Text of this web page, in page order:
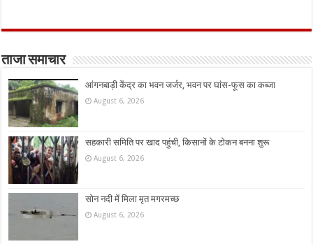
ताजा समाचार
आंगनबाड़ी केंद्र का भवन जर्जर, भवन पर घांस-फूस का कब्जा
August 6, 2026
सहकारी समिति पर खाद पहुंची, किसानों के टोकन बनना शुरू
August 6, 2026
सोन नदी में मिला मृत मगरमच्छ
August 6, 2026